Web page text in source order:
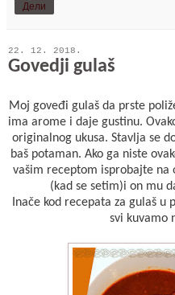
Дели
22. 12. 2018.
Govedji gulaš
Moj goveđi gulaš da prste
ima arome i daje gustinu.
originalnog ukusa. Stavlja se
baš potaman. Ako ga niste
vašim receptom isprobajte na
(kad se setim)i on mu
Inače kod recepata za gulaš
svi kuvamo